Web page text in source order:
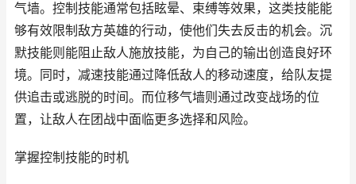
气墙。控制技能通常包括眩晕、束缚等效果，这类技能能
够有效限制敌方英雄的行动，使他们失去反击的机会。沉
默技能则能阻止敌人施放技能，为自己的输出创造良好环
境。同时，减速技能通过降低敌人的移动速度，给队友提
供追击或逃脱的时间。而位移气墙则通过改变战场的位
置，让敌人在团战中面临更多选择和风险。
掌握控制技能的时机